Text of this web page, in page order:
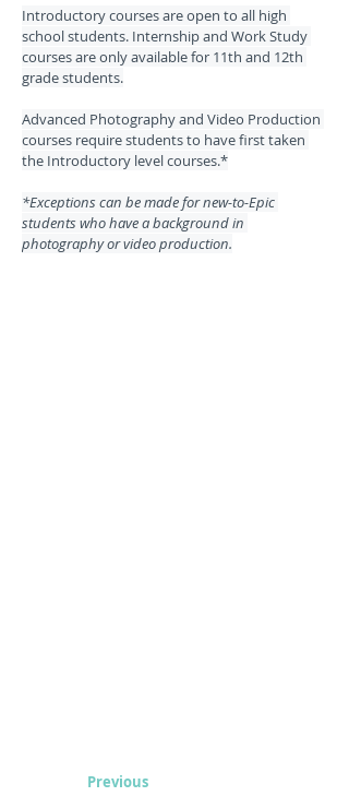
Introductory courses are open to all high
school students. Internship and Work Study
courses are only available for 11th and 12th
grade students.
Advanced Photography and Video Production
courses require students to have first taken
the Introductory level courses.*
*Exceptions can be made for new-to-Epic
students who have a background in
photography or video production.
Previous